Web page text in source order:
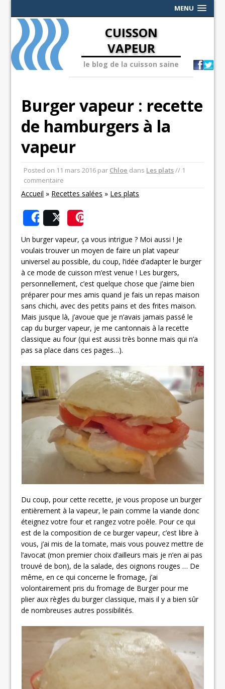
MENU
CUISSON
VAPEUR
le blog de la cuisson saine
Burger vapeur : recette
de hamburgers à la
vapeur
Posted on 11 mars 2016 par Chloe dans Les plats// 1
commentaire
Accueil » Recettes salées » Les plats
SharePost
Un burger vapeur, ça vous intrigue ? Moi aussi ! Je
voulais trouver un moyen de faire un plat vapeur
universel au possible, du coup, l’idée d’adapter le burger
à ce mode de cuisson m’est venue ! Les burgers,
personnellement, c’est quelque chose que j’aime bien
préparer pour mes amis quand je fais un repas maison
sans chichi, avec des petits pains et des frites maison.
Mais jusque là, j’avoue que je n’avais jamais passé le
cap du burger vapeur, je me cantonnais à la recette
classique au four (qui est aussi très bonne mais qui n’a
pas sa place dans ces pages…).
Du coup, pour cette recette, je vous propose un burger
entièrement à la vapeur, le pain comme la viande donc
éteignez votre four et rangez votre poêle. Pour ce qui
est de la composition de ce burger vapeur, c’est libre à
vous, j’ai mis de la tomate, mais vous pouvez mettre de
l’avocat (mon premier choix d’ailleurs mais je n’en ai pas
trouvé de bon), de la salade, des oignons rouges … De
même, en ce qui concerne le fromage, j’ai
volontairement pris du fromage de Burger pour me
plier aux règles du burger classique, mais il y a bien sûr
de nombreuses autres possibilités.